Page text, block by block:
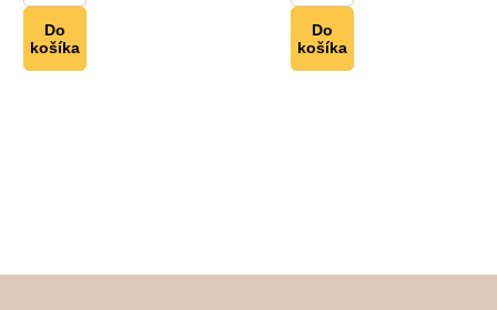
Do
košíka
Do
košíka